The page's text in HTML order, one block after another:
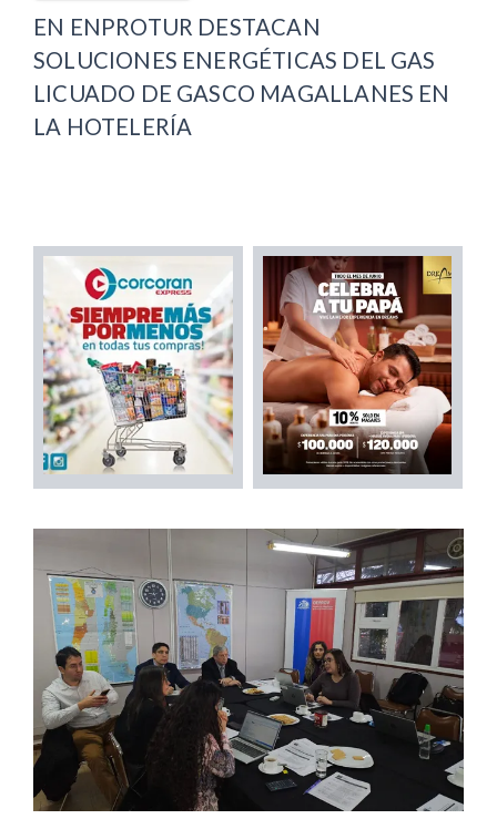
EN ENPROTUR DESTACAN
SOLUCIONES ENERGÉTICAS DEL GAS
LICUADO DE GASCO MAGALLANES EN
LA HOTELERÍA